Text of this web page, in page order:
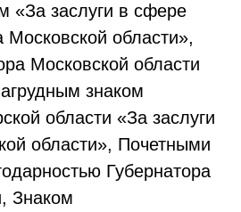
«За заслуги в сфере
Московской области»,
Московской области
знаком
области «За заслуги
области», Почетными
Губернатора
Знаком